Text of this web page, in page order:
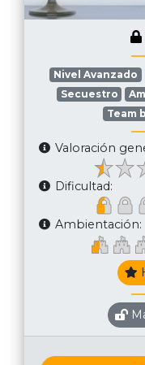
Nivel Avanzado
Secuestro
Team
Valoración
Dificultad:
Ambientación: